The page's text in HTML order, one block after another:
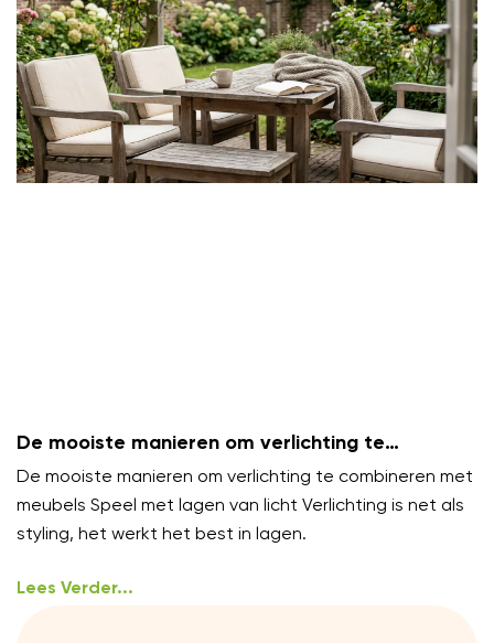
De mooiste manieren om verlichting te
combineren met meubels
De mooiste manieren om verlichting te combineren met
meubels Speel met lagen van licht Verlichting is net als
styling, het werkt het best in lagen.
Lees Verder...